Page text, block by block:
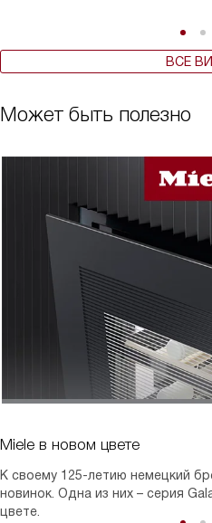
ВСЕ
Может быть полезно
Miele в новом цвете
К своему 125-летию немецкий
новинок. Одна из них – серия
цвете.